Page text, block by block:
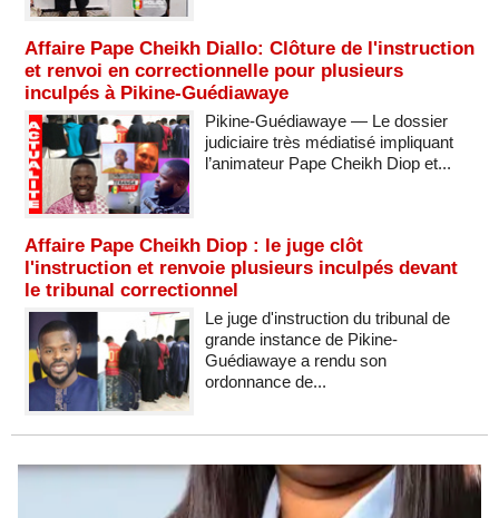
Affaire Pape Cheikh Diallo: Clôture de l'instruction
et renvoi en correctionnelle pour plusieurs
inculpés à Pikine-Guédiawaye
Pikine-Guédiawaye — Le dossier
judiciaire très médiatisé impliquant
l’animateur Pape Cheikh Diop et...
Affaire Pape Cheikh Diop : le juge clôt
l'instruction et renvoie plusieurs inculpés devant
le tribunal correctionnel
Le juge d'instruction du tribunal de
grande instance de Pikine-
Guédiawaye a rendu son
ordonnance de...